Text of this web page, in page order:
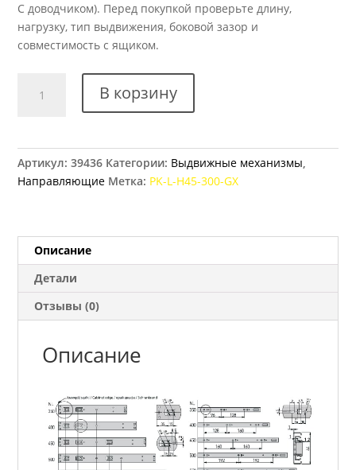
С доводчиком). Перед покупкой проверьте длину,
нагрузку, тип выдвижения, боковой зазор и
совместимость с ящиком.
товара
Light
В корзину
Артикул:39436 Категории: Выдвижные механизмы,
Направляющие Метка: PK-L-H45-300-GX
Описание
Детали
Отзывы (0)
Описание